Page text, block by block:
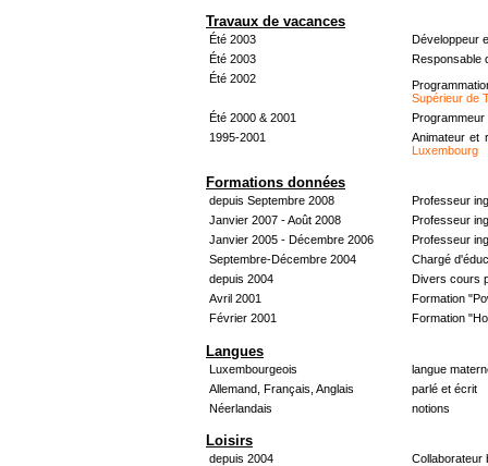
Travaux de vacances
Été 2003
Développeur
Été 2003
Responsable
Été 2002
Supérieur de
Été 2000 & 2001
Programmeur
1995-2001
Animateur et
Luxembourg
Formations données
depuis Septembre 2008
Professeur
Janvier 2007 - Août 2008
Professeur
Janvier 2005 - Décembre 2006
Professeur
Septembre-Décembre 2004
Chargé
depuis 2004
Divers cours
Avril 2001
Formation
Février 2001
Formation
Langues
Luxembourgeois
langue
Allemand, Français, Anglais
parlé et écrit
Néerlandais
notions
Loisirs
depuis 2004
Collaborateur